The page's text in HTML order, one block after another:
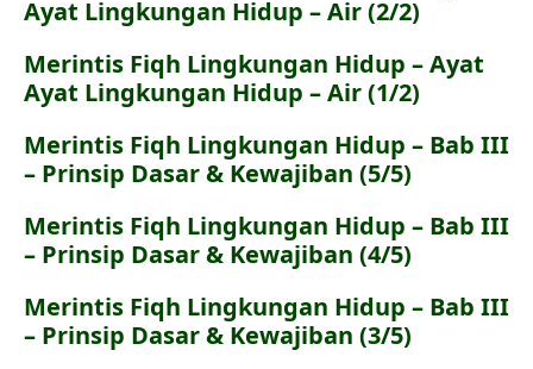
Ayat Lingkungan Hidup – Air (2/2)
Merintis Fiqh Lingkungan Hidup – Ayat
Ayat Lingkungan Hidup – Air (1/2)
Merintis Fiqh Lingkungan Hidup – Bab III
– Prinsip Dasar & Kewajiban (5/5)
Merintis Fiqh Lingkungan Hidup – Bab III
– Prinsip Dasar & Kewajiban (4/5)
Merintis Fiqh Lingkungan Hidup – Bab III
– Prinsip Dasar & Kewajiban (3/5)